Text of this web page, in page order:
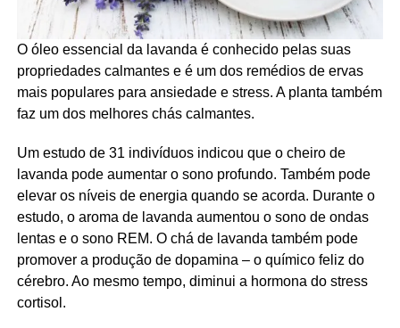
O óleo essencial da lavanda é conhecido pelas suas
propriedades calmantes e é um dos remédios de ervas
mais populares para ansiedade e stress. A planta também
faz um dos melhores chás calmantes.
Um estudo de 31 indivíduos indicou que o cheiro de
lavanda pode aumentar o sono profundo. Também pode
elevar os níveis de energia quando se acorda. Durante o
estudo, o aroma de lavanda aumentou o sono de ondas
lentas e o sono REM. O chá de lavanda também pode
promover a produção de dopamina – o químico feliz do
cérebro. Ao mesmo tempo, diminui a hormona do stress
cortisol.